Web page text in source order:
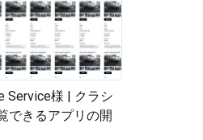
Service様 | クラシ
できるアプリの開